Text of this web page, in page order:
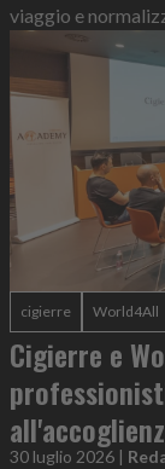
viaggio e
cigierre World4All
Cigierre e
30 luglio 2026 |